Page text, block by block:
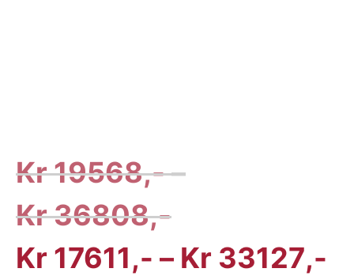
Kr19568
–
Kr36808
Kr 17611 – Kr 33127